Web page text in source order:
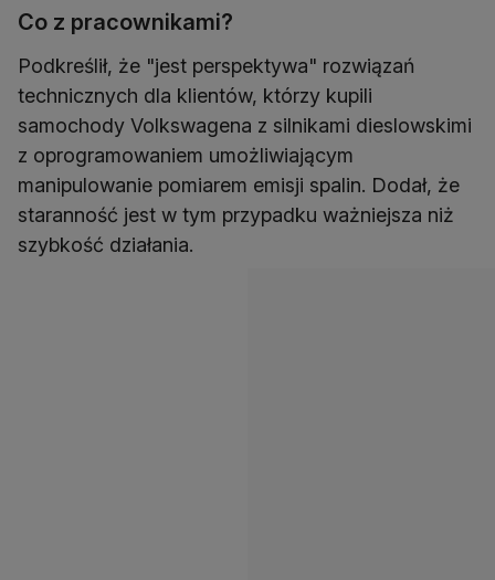
Co z pracownikami?
Podkreślił, że "jest perspektywa" rozwiązań
technicznych dla klientów, którzy kupili
samochody Volkswagena z silnikami dieslowskimi
z oprogramowaniem umożliwiającym
manipulowanie pomiarem emisji spalin. Dodał, że
staranność jest w tym przypadku ważniejsza niż
szybkość działania.